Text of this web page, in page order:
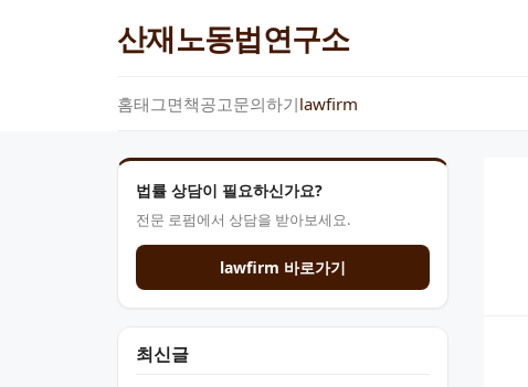
산재노동법연구소
홈태그면책공고문의하기lawfirm
법률 상담이 필요하신가요?
전문 로펌에서 상담을 받아보세요.
lawfirm 바로가기
최신글